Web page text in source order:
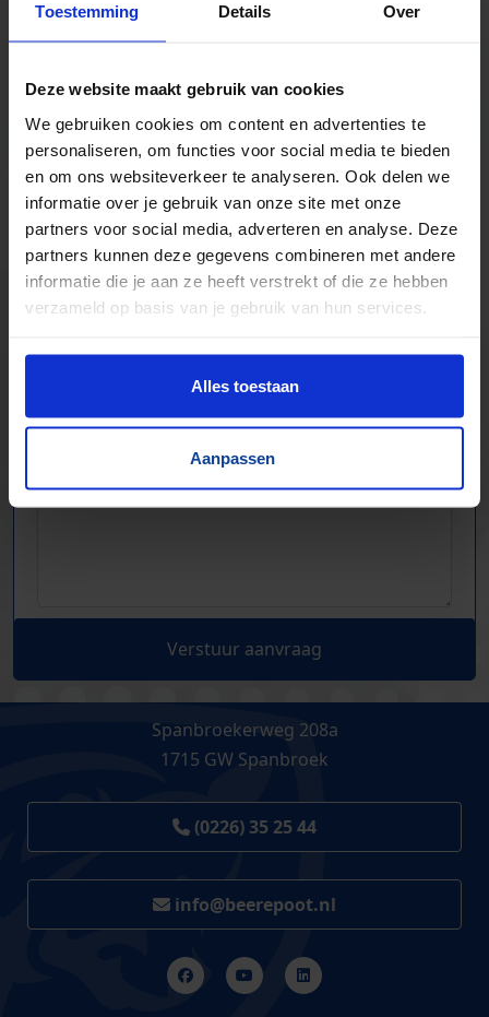
Toestemming Details Over
Deze website maakt gebruik van cookies
We gebruiken cookies om content en advertenties te
personaliseren, om functies voor social media te bieden
en om ons websiteverkeer te analyseren. Ook delen we
informatie over je gebruik van onze site met onze
partners voor social media, adverteren en analyse. Deze
partners kunnen deze gegevens combineren met andere
informatie die je aan ze heeft verstrekt of die ze hebben
verzameld op basis van je gebruik van hun services.
Alles toestaan
Aanpassen
Duizenden lopende banden in voorraad
Voor pakjes & doosjes en voor stortgoed
Extreem veel lopende banden direct leverbaar
Maatwerk mogelijk, nieuw en gebruikt
Verstuur aanvraag
Spanbroekerweg 208a
1715 GW Spanbroek
(0226) 35 25 44
info@beerepoot.nl